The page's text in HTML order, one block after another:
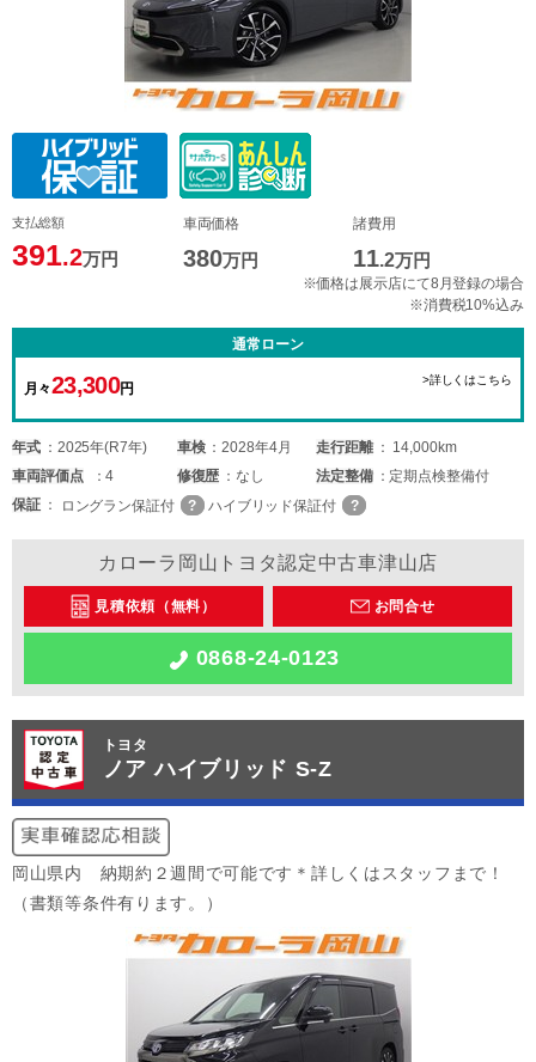
支払総額
391.2万円
車両価格
380万円
諸費用
11.2万円
※価格は展示店にて8月登録の場合
※消費税10%込み
通常ローン
月々23,300円
>詳しくはこちら
年式 2025年(R7年) 車検 2028年4月 走行距離
14,000km
車両評価点 4 修復歴 なし 法定整備
定期点検整備付
保証
ロングラン保証付 ハイブリッド保証付
カローラ岡山トヨタ認定中古車津山店
見積依頼（無料） お問合せ
0868-24-0123
トヨタ
ノア ハイブリッド S-Z
岡山県内 納期約２週間で可能です＊詳しくはスタッフまで！
（書類等条件有ります。）